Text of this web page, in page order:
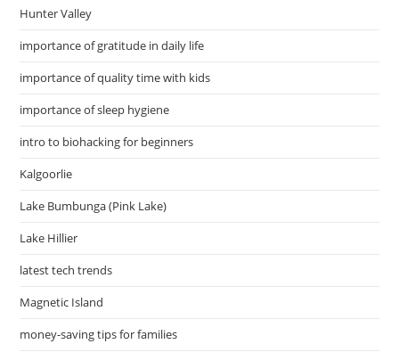
Hunter Valley
importance of gratitude in daily life
importance of quality time with kids
importance of sleep hygiene
intro to biohacking for beginners
Kalgoorlie
Lake Bumbunga (Pink Lake)
Lake Hillier
latest tech trends
Magnetic Island
money-saving tips for families